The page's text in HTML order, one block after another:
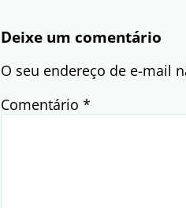
Deixe um comentário
O seu endereço de e-mail
Comentário *